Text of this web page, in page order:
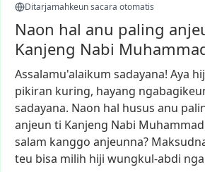
Ditarjamahkeun sacara otomatis
Naon hal anu paling
Assalamu'alaikum sadayana! Aya
pikiran kuring, hayang
sadayana. Naon hal husus anu
anjeun ti Kanjeng Nabi
salam kanggo anjeunna?
teu bisa milih hiji wungkul-abdi